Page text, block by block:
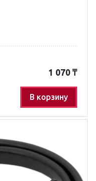
1 070 ₸
В корзину